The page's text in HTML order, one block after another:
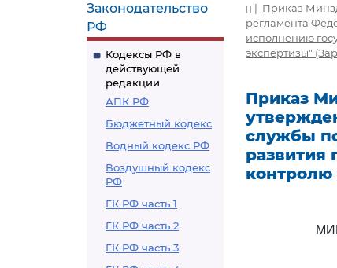
Законодательство
РФ
Кодексы РФ в
действующей
редакции
АПК РФ
Бюджетный кодекс
Водный кодекс РФ
Воздушный кодекс
РФ
ГК РФ часть 1
ГК РФ часть 2
ГК РФ часть 3
| Приказ
регламента
исполнению
экспертизы"
Приказ
службы
развития
контролю